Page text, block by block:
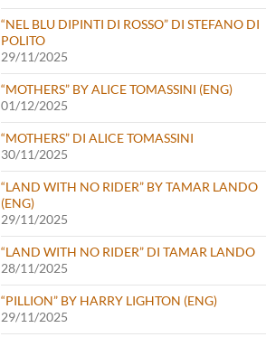
“NEL BLU DIPINTI DI ROSSO” DI STEFANO DI
POLITO
29/11/2025
“MOTHERS” BY ALICE TOMASSINI (ENG)
01/12/2025
“MOTHERS” DI ALICE TOMASSINI
30/11/2025
“LAND WITH NO RIDER” BY TAMAR LANDO
(ENG)
29/11/2025
“LAND WITH NO RIDER” DI TAMAR LANDO
28/11/2025
“PILLION” BY HARRY LIGHTON (ENG)
29/11/2025